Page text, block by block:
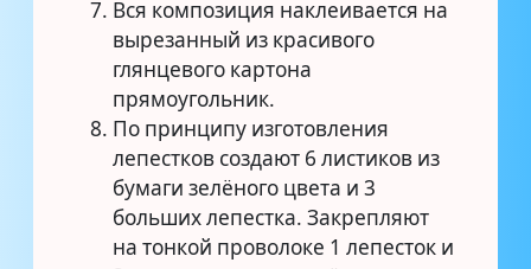
Вся композиция наклеивается на
вырезанный из красивого
глянцевого картона
прямоугольник.
По принципу изготовления
лепестков создают 6 листиков из
бумаги зелёного цвета и 3
больших лепестка. Закрепляют
на тонкой проволоке 1 лепесток и